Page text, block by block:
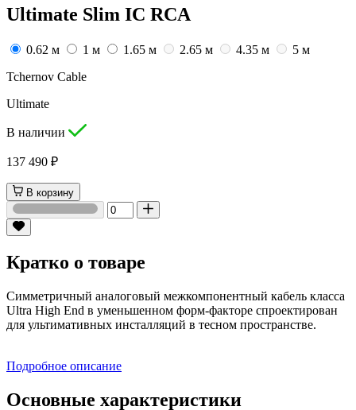
Ultimate Slim IC RCA
0.62 м 1 м 1.65 м 2.65 м 4.35 м
5 м
Tchernov Cable
Ultimate
В наличии
137 490 ₽
В корзину
Кратко о товаре
Симметричный аналоговый межкомпонентный кабель класса
Ultra High End в уменьшенном форм-факторе спроектирован
для ультимативных инсталляций в тесном пространстве.
Подробное описание
Основные характеристики